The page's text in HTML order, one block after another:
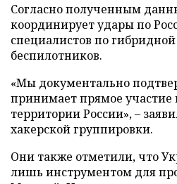
Согласно полученным
координирует удары по
специалистов по
беспилотников.
«Мы документально
принимает прямое участие
территории России», –
хакерской группировки.
Они также отметили, что
лишь инструментом для